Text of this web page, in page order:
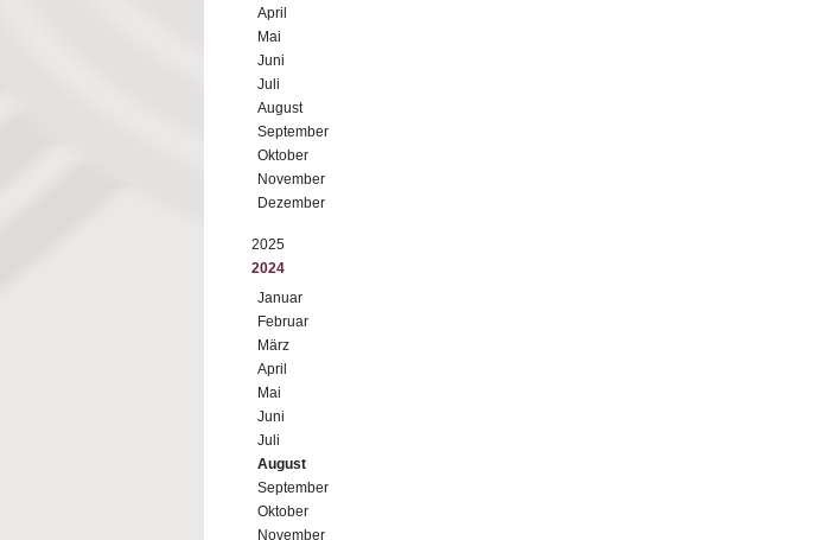
April
Mai
Juni
Juli
August
September
Oktober
November
Dezember
2025
2024
Januar
Februar
März
April
Mai
Juni
Juli
August
September
Oktober
November